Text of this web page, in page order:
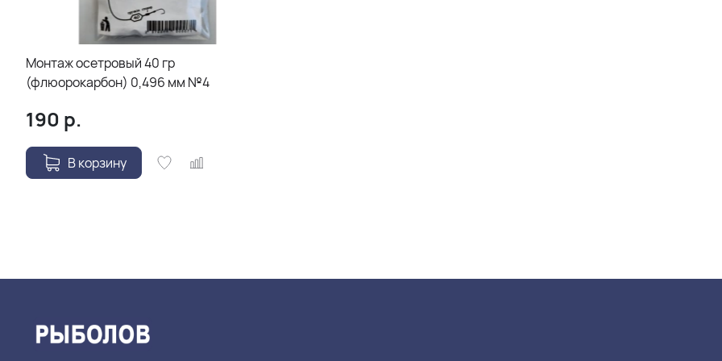
Монтаж осетровый 40 гр
(флюорокарбон) 0,496 мм №4
190 р.
В корзину